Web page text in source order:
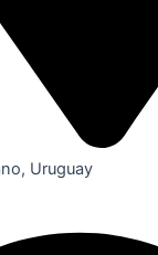
Uruguay